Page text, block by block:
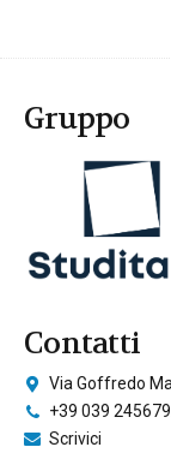
Gruppo
Contatti
Via Goffredo
+39 039
Scrivici